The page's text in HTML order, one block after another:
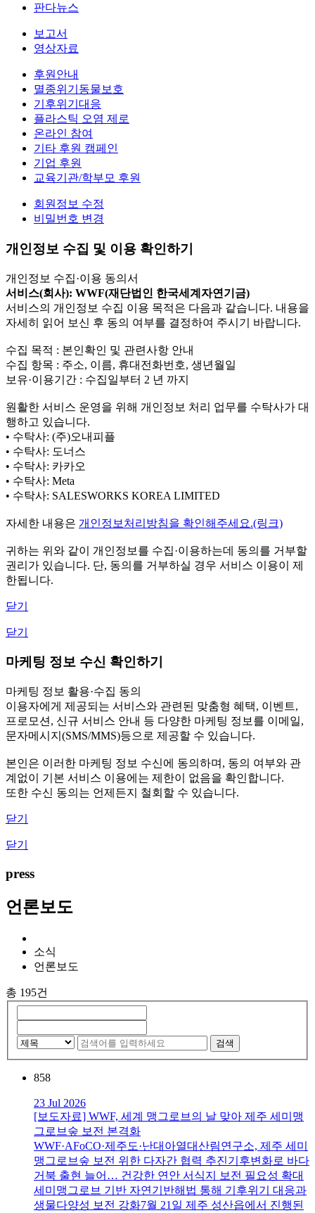
판다뉴스
보고서
영상자료
후원안내
멸종위기동물보호
기후위기대응
플라스틱 오염 제로
온라인 참여
기타 후원 캠페인
기업 후원
교육기관/학부모 후원
회원정보 수정
비밀번호 변경
개인정보 수집 및 이용 확인하기
개인정보 수집·이용 동의서
서비스(회사): WWF(재단법인 한국세계자연기금)
서비스의 개인정보 수집 이용 목적은 다음과 같습니다. 내용을
자세히 읽어 보신 후 동의 여부를 결정하여 주시기 바랍니다.
수집 목적 : 본인확인 및 관련사항 안내
수집 항목 : 주소, 이름, 휴대전화번호, 생년월일
보유·이용기간 : 수집일부터 2 년 까지
원활한 서비스 운영을 위해 개인정보 처리 업무를 수탁사가 대
행하고 있습니다.
• 수탁사: (주)오내피플
• 수탁사: 도너스
• 수탁사: 카카오
• 수탁사: Meta
• 수탁사: SALESWORKS KOREA LIMITED
자세한 내용은 개인정보처리방침을 확인해주세요.(링크)
귀하는 위와 같이 개인정보를 수집·이용하는데 동의를 거부할
권리가 있습니다. 단, 동의를 거부하실 경우 서비스 이용이 제
한됩니다.
닫기
닫기
마케팅 정보 수신 확인하기
마케팅 정보 활용·수집 동의
이용자에게 제공되는 서비스와 관련된 맞춤형 혜택, 이벤트,
프로모션, 신규 서비스 안내 등 다양한 마케팅 정보를 이메일,
문자메시지(SMS/MMS)등으로 제공할 수 있습니다.
본인은 이러한 마케팅 정보 수신에 동의하며, 동의 여부와 관
계없이 기본 서비스 이용에는 제한이 없음을 확인합니다.
또한 수신 동의는 언제든지 철회할 수 있습니다.
닫기
닫기
press
언론보도
소식
언론보도
총 195건
검색
858
23 Jul 2026
[보도자료] WWF, 세계 맹그로브의 날 맞아 제주 세미맹
그로브숲 보전 본격화
WWF·AFoCO·제주도·난대아열대산림연구소, 제주 세미
맹그로브숲 보전 위한 다자간 협력 추진기후변화로 바다
거북 출현 늘어… 건강한 연안 서식지 보전 필요성 확대
세미맹그로브 기반 자연기반해법 통해 기후위기 대응과
생물다양성 보전 강화7월 21일 제주 성산읍에서 진행된